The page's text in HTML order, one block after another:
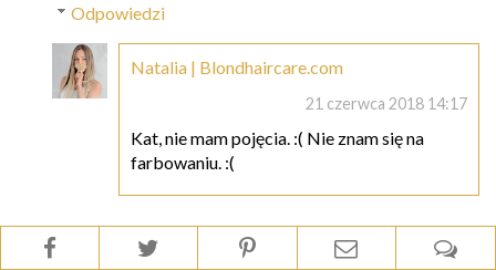
Odpowiedzi
Natalia | Blondhaircare.com
21 czerwca 2018 14:17
Kat, nie mam pojęcia. :( Nie znam się na
farbowaniu. :(
Odpowiedz